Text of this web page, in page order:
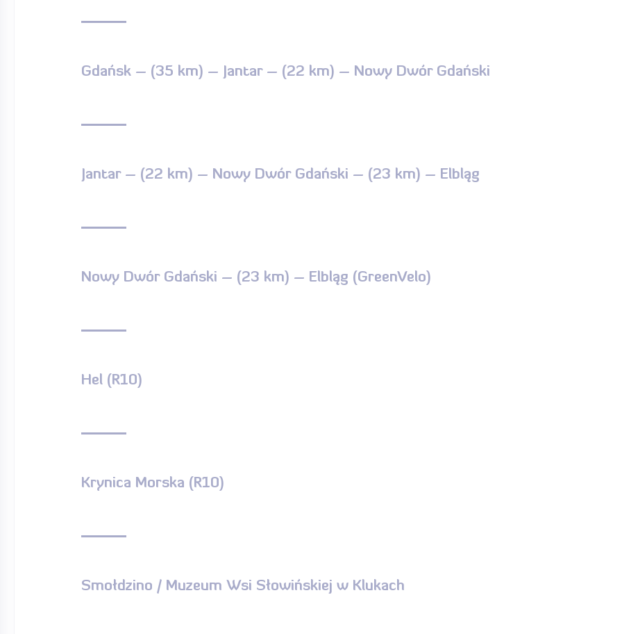
Gdańsk – (35 km) – Jantar – (22 km) – Nowy Dwór Gdański
Jantar – (22 km) – Nowy Dwór Gdański – (23 km) – Elbląg
Nowy Dwór Gdański – (23 km) – Elbląg (GreenVelo)
Hel (R10)
Krynica Morska (R10)
Smołdzino / Muzeum Wsi Słowińskiej w Klukach